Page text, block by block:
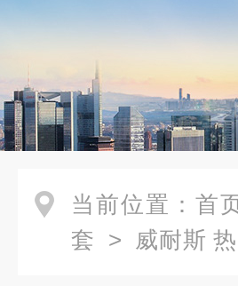
当前位置： 首
套 > 威耐斯